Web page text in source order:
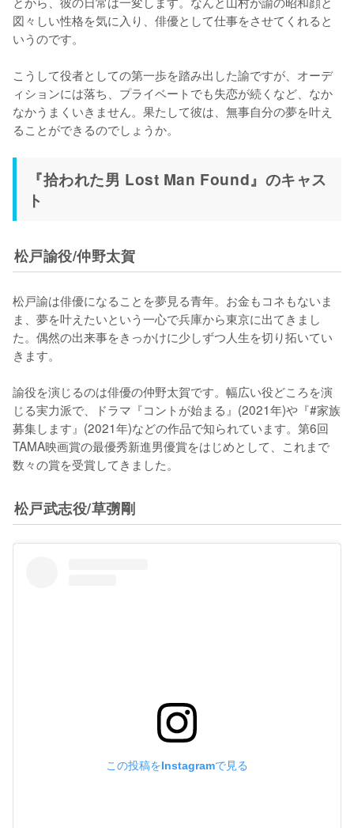
図々しい性格を気に入り、俳優として仕事をさせてくれると
いうのです。
こうして役者としての第一歩を踏み出した諭ですが、オーデ
ィションには落ち、プライベートでも失恋が続くなど、なか
なかうまくいきません。果たして彼は、無事自分の夢を叶え
ることができるのでしょうか。
『拾われた男 Lost Man Found』のキャス
ト
松戸諭役/仲野太賀
松戸諭は俳優になることを夢見る青年。お金もコネもないま
ま、夢を叶えたいという一心で兵庫から東京に出てきまし
た。偶然の出来事をきっかけに少しずつ人生を切り拓いてい
きます。
諭役を演じるのは俳優の仲野太賀です。幅広い役どころを演
じる実力派で、ドラマ『コントが始まる』(2021年)や『#家族
募集します』(2021年)などの作品で知られています。第6回
TAMA映画賞の最優秀新進男優賞をはじめとして、これまで
数々の賞を受賞してきました。
松戸武志役/草彅剛
この投稿をInstagramで見る